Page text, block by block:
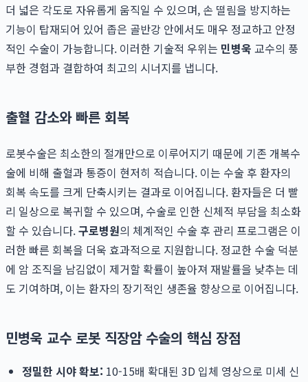
더 넓은 각도로 자유롭게 움직일 수 있으며, 손 떨림을 방지하는
기능이 탑재되어 있어 좁은 골반강 안에서도 매우 정교하고 안정
적인 수술이 가능합니다. 이러한 기술적 우위는 민병욱 교수의 풍
부한 경험과 결합하여 최고의 시너지를 냅니다.
출혈 감소와 빠른 회복
로봇수술은 최소한의 절개만으로 이루어지기 때문에 기존 개복수
술에 비해 출혈과 통증이 현저히 적습니다. 이는 수술 후 환자의
회복 속도를 크게 단축시키는 결과로 이어집니다. 환자들은 더 빨
리 일상으로 복귀할 수 있으며, 수술로 인한 신체적 부담을 최소화
할 수 있습니다.구로병원의 체계적인 수술 후 관리 프로그램은 이
러한 빠른 회복을 더욱 효과적으로 지원합니다. 정교한 수술 덕분
에 암 조직을 남김없이 제거할 확률이 높아져 재발률을 낮추는 데
도 기여하며, 이는 환자의 장기적인 생존율 향상으로 이어집니다.
민병욱 교수 로봇 직장암 수술의 핵심 장점
정밀한 시야 확보: 10-15배 확대된 3D 입체 영상으로 미세 신